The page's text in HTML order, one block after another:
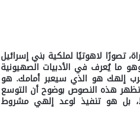
تصورًا لاهوتيًا لملكية بني إسرائيل
ما يُعرف في الأدبيات الصهيونية
إلهك هو الذي سيعبر أمامك. هو
الشعوب من أمامك… (تثنية 31:3(. وتظهر هذه النصوص بوضوح أن التوسع
بل هو تنفيذ لوعد إلهي مشروط